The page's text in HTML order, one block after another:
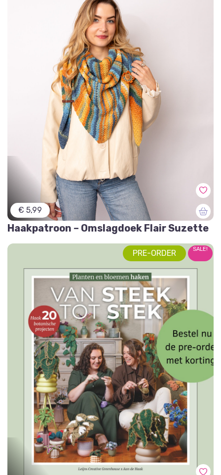
€ 5,99
Haakpatroon – Omslagdoek Flair Suzette
PRE-ORDER SALE!